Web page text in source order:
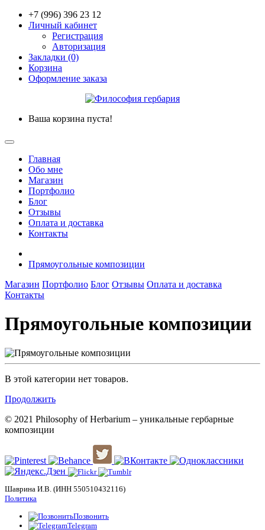
+7 (996) 396 23 12
Личный кабинет
Регистрация
Авторизация
Закладки (0)
Корзина
Оформление заказа
Ваша корзина пуста!
Главная
Обо мне
Магазин
Портфолио
Блог
Отзывы
Оплата и доставка
Контакты
Прямоугольные композиции
Магазин Портфолио Блог Отзывы Оплата и доставка
Контакты
Прямоугольные композиции
В этой категории нет товаров.
Продолжить
© 2021 Philosophy of Herbarium – уникальные гербарные
композиции
Шаврина И.В. (ИНН 550510432116)
Политика
Позвонить
Telegram